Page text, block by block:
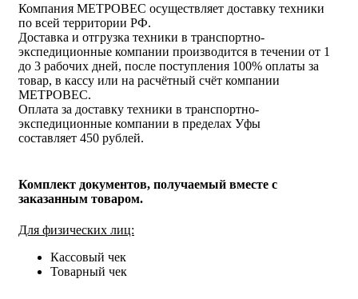
Компания МЕТРОВЕС осуществляет доставку техники
по всей территории РФ.
Доставка и отгрузка техники в транспортно-
экспедиционные компании производится в течении от 1
до 3 рабочих дней, после поступления 100% оплаты за
товар, в кассу или на расчётный счёт компании
МЕТРОВЕС.
Оплата за доставку техники в транспортно-
экспедиционные компании в пределах Уфы
составляет 450 рублей.
Комплект документов, получаемый вместе с
заказанным товаром.
Для физических лиц:
Кассовый чек
Товарный чек